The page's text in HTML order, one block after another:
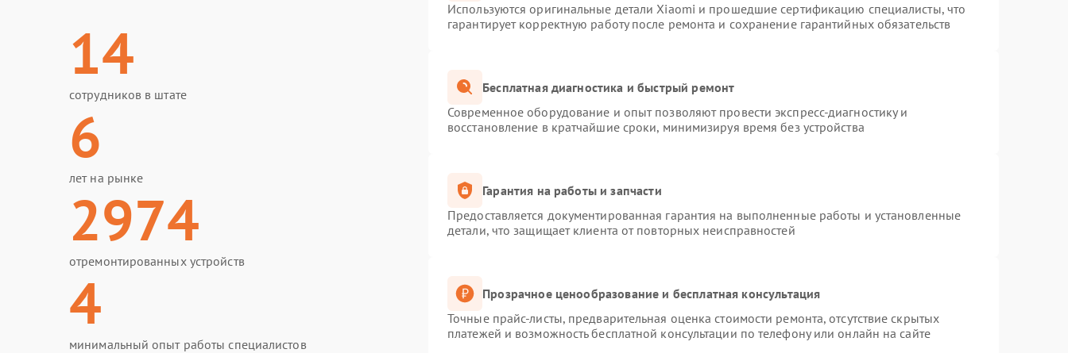
14
сотрудников в штате
6
лет на рынке
2974
отремонтированных устройств
4
минимальный опыт работы специалистов
Используются оригинальные детали Xiaomi и прошедшие сертификацию специалисты, что
гарантирует корректную работу после ремонта и сохранение гарантийных обязательств
Бесплатная диагностика и быстрый ремонт
Современное оборудование и опыт позволяют провести экспресс-диагностику и
восстановление в кратчайшие сроки, минимизируя время без устройства
Гарантия на работы и запчасти
Предоставляется документированная гарантия на выполненные работы и установленные
детали, что защищает клиента от повторных неисправностей
Прозрачное ценообразование и бесплатная консультация
Точные прайс-листы, предварительная оценка стоимости ремонта, отсутствие скрытых
платежей и возможность бесплатной консультации по телефону или онлайн на сайте